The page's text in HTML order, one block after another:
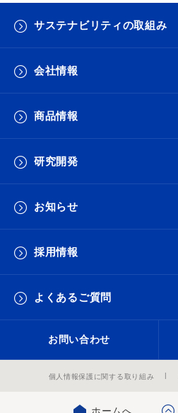
サステナビリティの取組み
会社情報
商品情報
研究開発
お知らせ
採用情報
よくあるご質問
お問い合わせ
個人情報保護に関する取り組み